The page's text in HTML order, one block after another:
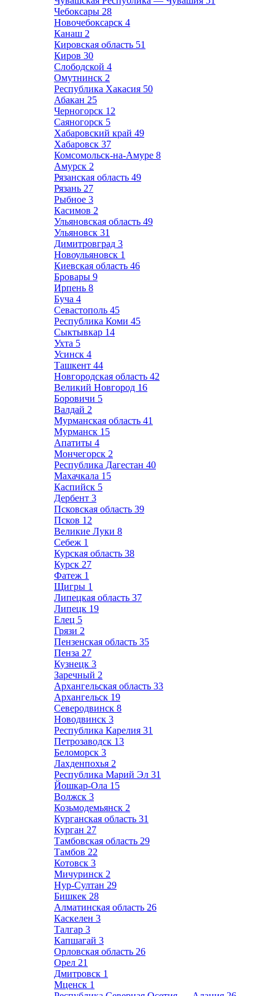
Чебоксары 28
Новочебоксарск 4
Канаш 2
Кировская область 51
Киров 30
Слободской 4
Омутнинск 2
Республика Хакасия 50
Абакан 25
Черногорск 12
Саяногорск 5
Хабаровский край 49
Хабаровск 37
Комсомольск-на-Амуре 8
Амурск 2
Рязанская область 49
Рязань 27
Рыбное 3
Касимов 2
Ульяновская область 49
Ульяновск 31
Димитровград 3
Новоульяновск 1
Киевская область 46
Бровары 9
Ирпень 8
Буча 4
Севастополь 45
Республика Коми 45
Сыктывкар 14
Ухта 5
Усинск 4
Ташкент 44
Новгородская область 42
Великий Новгород 16
Боровичи 5
Валдай 2
Мурманская область 41
Мурманск 15
Апатиты 4
Мончегорск 2
Республика Дагестан 40
Махачкала 15
Каспийск 5
Дербент 3
Псковская область 39
Псков 12
Великие Луки 8
Себеж 1
Курская область 38
Курск 27
Фатеж 1
Щигры 1
Липецкая область 37
Липецк 19
Елец 5
Грязи 2
Пензенская область 35
Пенза 27
Кузнецк 3
Заречный 2
Архангельская область 33
Архангельск 19
Северодвинск 8
Новодвинск 3
Республика Карелия 31
Петрозаводск 13
Беломорск 3
Лахденпохья 2
Республика Марий Эл 31
Йошкар-Ола 15
Волжск 3
Козьмодемьянск 2
Курганская область 31
Курган 27
Тамбовская область 29
Тамбов 22
Котовск 3
Мичуринск 2
Нур-Султан 29
Бишкек 28
Алматинская область 26
Каскелен 3
Талгар 3
Капшагай 3
Орловская область 26
Орел 21
Дмитровск 1
Мценск 1